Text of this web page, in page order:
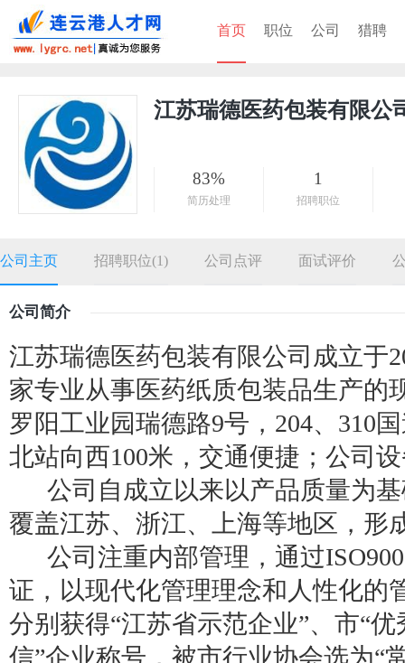
首页 职位 公司 猎聘
江苏瑞德医药包装有限公
83%
简历处理
1
招聘职位
公司主页 招聘职位(1) 公司点评 面试评价
公司简介
江苏瑞德医药包装有限公司成立于
家专业从事医药纸质包装品生产的
罗阳工业园瑞德路9号，204、310
北站向西100米，交通便捷；公司
公司自成立以来以产品质量为基
覆盖江苏、浙江、上海等地区，形
公司注重内部管理，通过
证，以现代化管理理念和人性化的
分别获得“江苏省示范企业”、市“
信”企业称号，被市行业协会选为“